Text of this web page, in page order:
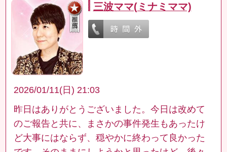
三波ママ(ミナミママ)
2026/01/11(日) 21:03
昨日はありがとうございました。今日は改めて
のご報告と共に、まさかの事件発生もあったけ
ど大事にはならず、穏やかに終わって良かった